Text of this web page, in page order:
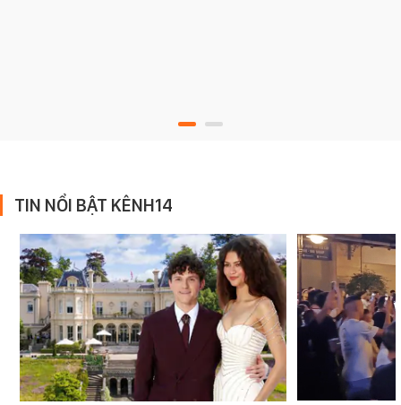
TIN NỔI BẬT KÊNH14